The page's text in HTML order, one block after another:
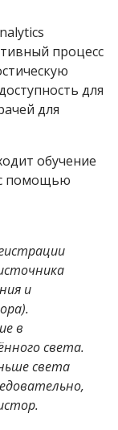
процесс
для
для
обучение
помощью
и
в
света.
света